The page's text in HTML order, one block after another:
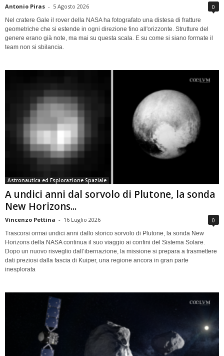
Antonio Piras - 5 Agosto 2026 0
Nel cratere Gale il rover della NASA ha fotografato una distesa di fratture
geometriche che si estende in ogni direzione fino all'orizzonte. Strutture del
genere erano già note, ma mai su questa scala. E su come si siano formate il
team non si sbilancia.
Astronautica ed Esplorazione Spaziale
A undici anni dal sorvolo di Plutone, la sonda
New Horizons...
Vincenzo Pettina - 16 Luglio 2026 0
Trascorsi ormai undici anni dallo storico sorvolo di Plutone, la sonda New
Horizons della NASA continua il suo viaggio ai confini del Sistema Solare.
Dopo un nuovo risveglio dall’ibernazione, la missione si prepara a trasmettere
dati preziosi dalla fascia di Kuiper, una regione ancora in gran parte
inesplorata